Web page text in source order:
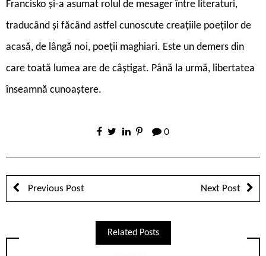
Francisko și-a asumat rolul de mesager între literaturi,
traducând și făcând astfel cunoscute creațiile poeților de
acasă, de lângă noi, poeții maghiari. Este un demers din
care toată lumea are de câștigat. Până la urmă, libertatea
înseamnă cunoaștere.
0
Previous Post Next Post
Related Posts